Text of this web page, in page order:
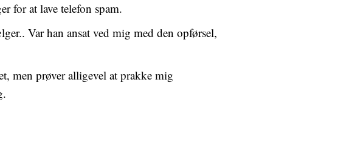
for at lave telefon spam.
Var han ansat ved mig med den opførsel,
men prøver alligevel at prakke mig